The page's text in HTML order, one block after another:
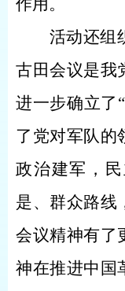
作用。
活动还组
古田会议是我
进一步确立了
了党对军队的
政治建军，
是、群众路线
会议精神有了
神在推进中国